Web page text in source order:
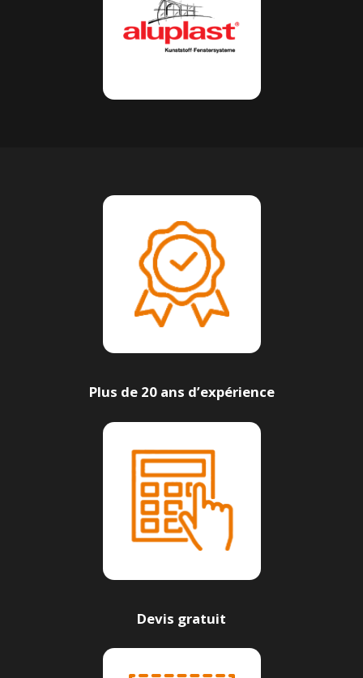
Plus de 20 ans d’expérience
Devis gratuit